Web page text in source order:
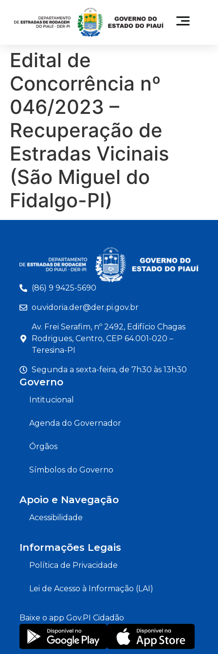
Edital de
Concorrência nº
046/2023 –
Recuperação de
Estradas Vicinais
(São Miguel do
Fidalgo-PI)
(86) 9 9425-5690
ouvidoria.der@der.pi.gov.br
Av. Frei Serafim, nº 2492, Edifício Chagas
Rodrigues, Centro, CEP 64.001-020 –
Teresina-PI
Segunda a sexta-feira, de 7h30 às 13h30
Governo
Intitucional
Agenda do Governador
Órgãos
Símbolos do Governo
Apoio e Navegação
Acessibilidade
Informações Legais
Política de Privacidade
Lei de Acesso à Informação (LAI)
Baixe o app Gov.PI Cidadão